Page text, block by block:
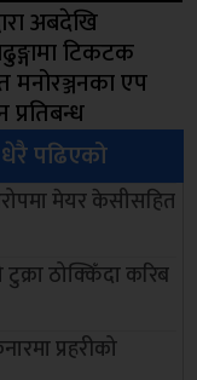
अबदेखि
टिकटक
मनोरञ्जनका एप
धेरै पढिएको
मेयर केसीसहित
ठोक्किँदा करिब
प्रहरीको